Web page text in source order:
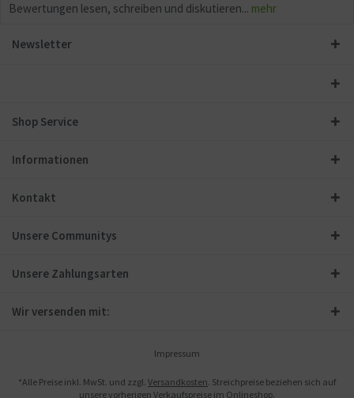
Bewertungen lesen, schreiben und diskutieren... mehr
Newsletter
Shop Service
Informationen
Kontakt
Unsere Communitys
Unsere Zahlungsarten
Wir versenden mit:
Impressum
*Alle Preise inkl. MwSt. und zzgl. Versandkosten. Streichpreise beziehen sich auf
unsere vorherigen Verkaufspreise im Onlineshop.